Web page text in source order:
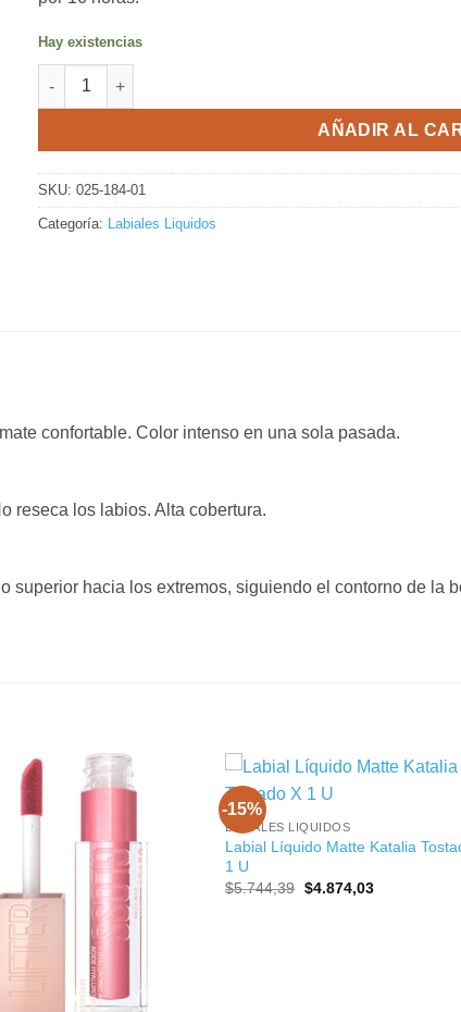
Hay existencias
Labial Maybelline Super Stay Matte Ink 15 - Lover X 5 Ml
AÑADIR AL
SKU: 025-184-01
Categoría: Labiales Liquidos
confortable. Color intenso en una sola pasada.
reseca los labios. Alta cobertura.
superior hacia los extremos, siguiendo el contorno de la
-15%
+
LABIALES LIQUIDOS
Labial Líquido Matte Katalia
1 U
$5.744,39 El
$4.874,03El